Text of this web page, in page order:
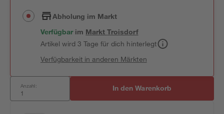
Abholung im Markt
Verfügbar im MarktTroisdorf
Artikel wird 3 Tage für dich hinterlegt
Verfügbarkeit in anderen Märkten
Anzahl: In den Warenkorb